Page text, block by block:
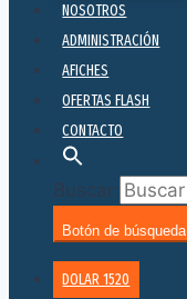
NOSOTROS
ADMINISTRACIÓN
AFICHES
OFERTAS FLASH
CONTACTO
Buscar:
Botón de búsqueda
DOLAR 1520